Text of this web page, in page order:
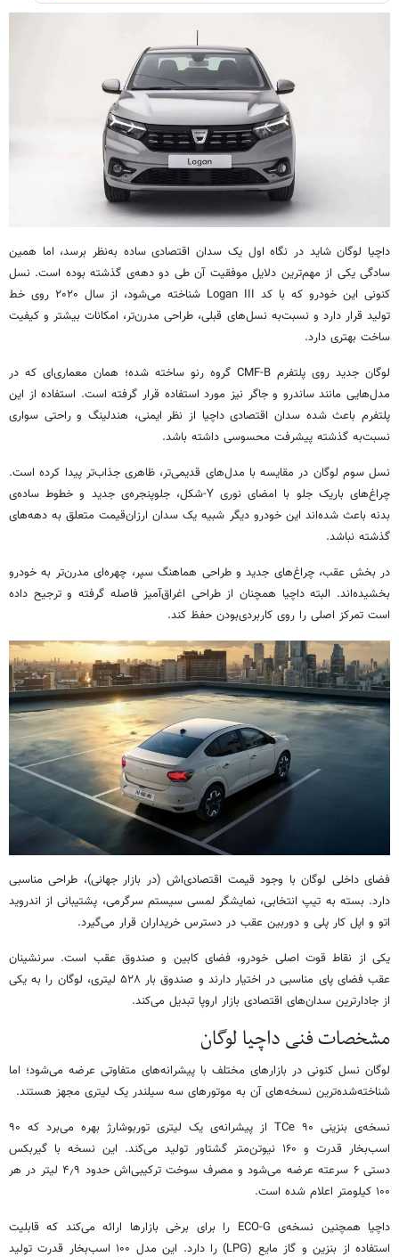
داچیا لوگان شاید در نگاه اول یک سدان اقتصادی ساده به‌نظر برسد، اما همین
سادگی یکی از مهم‌ترین دلایل موفقیت آن طی دو دهه‌ی گذشته بوده است. نسل
کنونی این خودرو که با کد Logan III شناخته می‌شود، از سال ۲۰۲۰ روی خط
تولید قرار دارد و نسبت‌به نسل‌های قبلی، طراحی مدرن‌تر، امکانات بیشتر و کیفیت
ساخت بهتری دارد.
لوگان جدید روی پلتفرم CMF-B گروه رنو ساخته شده؛ همان معماری‌ای که در
مدل‌هایی مانند ساندرو و جاگر نیز مورد استفاده قرار گرفته است. استفاده از این
پلتفرم باعث شده سدان اقتصادی داچیا از نظر ایمنی، هندلینگ و راحتی سواری
نسبت‌به گذشته پیشرفت محسوسی داشته باشد.
نسل سوم لوگان در مقایسه با مدل‌های قدیمی‌تر، ظاهری جذاب‌تر پیدا کرده است.
چراغ‌های باریک جلو با امضای نوری Y-شکل، جلوپنجره‌ی جدید و خطوط ساده‌ی
بدنه باعث شده‌اند این خودرو دیگر شبیه یک سدان ارزان‌قیمت متعلق به دهه‌های
گذشته نباشد.
در بخش عقب، چراغ‌های جدید و طراحی هماهنگ سپر، چهره‌ای مدرن‌تر به خودرو
بخشیده‌اند. البته داچیا همچنان از طراحی اغراق‌آمیز فاصله گرفته و ترجیح داده
است تمرکز اصلی را روی کاربردی‌بودن حفظ کند.
فضای داخلی لوگان با وجود قیمت اقتصادی‌اش (در بازار جهانی)، طراحی مناسبی
دارد. بسته به تیپ انتخابی، نمایشگر لمسی سیستم سرگرمی، پشتیبانی از اندروید
اتو و اپل کار پلی و دوربین عقب در دسترس خریداران قرار می‌گیرد.
یکی از نقاط قوت اصلی خودرو، فضای کابین و صندوق عقب است. سرنشینان
عقب فضای پای مناسبی در اختیار دارند و صندوق بار ۵۲۸ لیتری، لوگان را به یکی
از جادارترین سدان‌های اقتصادی بازار اروپا تبدیل می‌کند.
مشخصات فنی داچیا لوگان
لوگان نسل کنونی در بازارهای مختلف با پیشرانه‌های متفاوتی عرضه می‌شود؛ اما
شناخته‌شده‌ترین نسخه‌های آن به موتورهای سه سیلندر یک لیتری مجهز هستند.
نسخه‌ی بنزینی TCe ۹۰ از پیشرانه‌ی یک لیتری توربوشارژ بهره می‌برد که ۹۰
اسب‌بخار قدرت و ۱۶۰ نیوتن‌متر گشتاور تولید می‌کند. این نسخه با گیربکس
دستی ۶ سرعته عرضه می‌شود و مصرف سوخت ترکیبی‌اش حدود ۴٫۹ لیتر در هر
۱۰۰ کیلومتر اعلام شده است.
داچیا همچنین نسخه‌ی ECO-G را برای برخی بازارها ارائه می‌کند که قابلیت
استفاده از بنزین و گاز مایع (LPG) را دارد. این مدل ۱۰۰ اسب‌بخار قدرت تولید